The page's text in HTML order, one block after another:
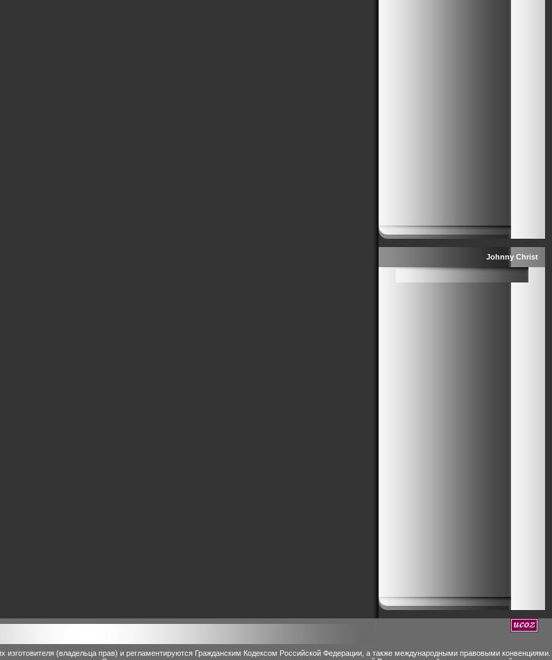
Johnny Christ
(владельца прав) и регламентируются Гражданским Кодексом Российской Федерации, а также международными правовыми конвенциями.